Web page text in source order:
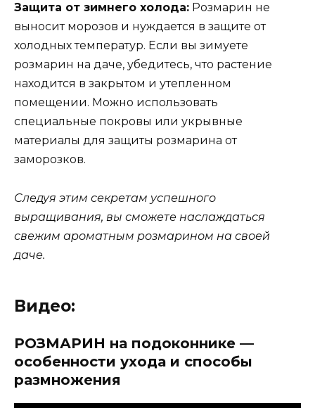
Защита от зимнего холода: Розмарин не
выносит морозов и нуждается в защите от
холодных температур. Если вы зимуете
розмарин на даче, убедитесь, что растение
находится в закрытом и утепленном
помещении. Можно использовать
специальные покровы или укрывные
материалы для защиты розмарина от
заморозков.
Следуя этим секретам успешного
выращивания, вы сможете наслаждаться
свежим ароматным розмарином на своей
даче.
Видео:
РОЗМАРИН на подоконнике —
особенности ухода и способы
размножения